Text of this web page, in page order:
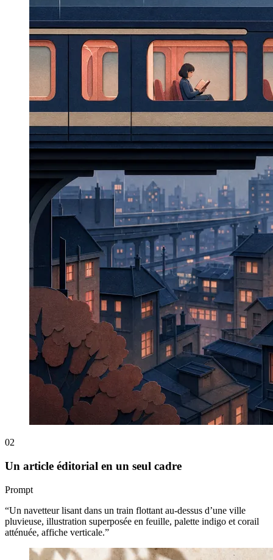
02
Un article éditorial en un seul cadre
Prompt
“Un navetteur lisant dans un train flottant au-dessus d’une ville
pluvieuse, illustration superposée en feuille, palette indigo et corail
atténuée, affiche verticale.”